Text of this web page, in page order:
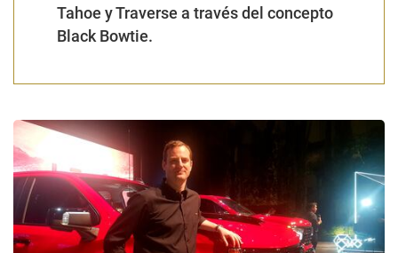
Tahoe yTraverse a través del concepto
Black Bowtie.